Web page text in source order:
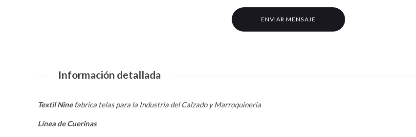
Información detallada
Textil Ninefabrica telas para la Industria del Calzado y Marroquineria
Línea de Cuerinas